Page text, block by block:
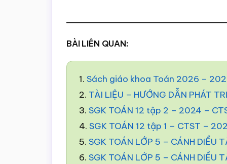
BÀI LIÊN QUAN:
1. Sách giáo khoa Toán 2026 –
2. TÀI LIỆU – HƯỚNG DẪN PHÁT
3. SGK TOÁN 12 tập 2 – 2024 –
4. SGK TOÁN 12 tập 1 – CTST –
5. SGK TOÁN LỚP 5 – CÁNH DIỀU
6. SGK TOÁN LỚP 5 – CÁNH DIỀU